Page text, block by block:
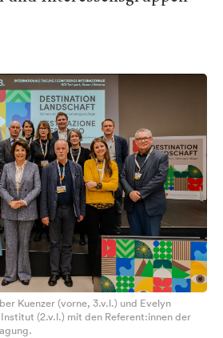
Kuenzer (vorne, 3.v.l.) und Evelyn
(2.v.l.) mit den Referent:innen der